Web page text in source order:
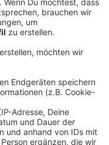
gemacht. Auch
Fahrer
war auch dabei.
mit der Agentur für
einige
in die Region